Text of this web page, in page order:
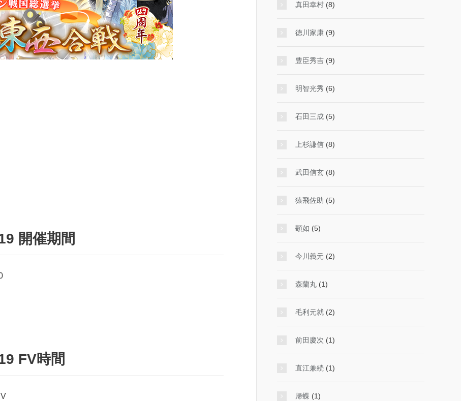
開催期間
FV時間
真田幸村 (8)
徳川家康 (9)
豊臣秀吉 (9)
明智光秀 (6)
石田三成 (5)
上杉謙信 (8)
武田信玄 (8)
猿飛佐助 (5)
顕如 (5)
今川義元 (2)
森蘭丸 (1)
毛利元就 (2)
前田慶次 (1)
直江兼続 (1)
帰蝶 (1)